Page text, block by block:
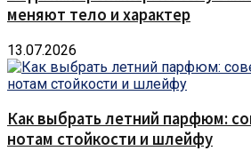
меняют тело и характер
13.07.2026
Как выбрать летний парфюм:
нотам стойкости и шлейфу